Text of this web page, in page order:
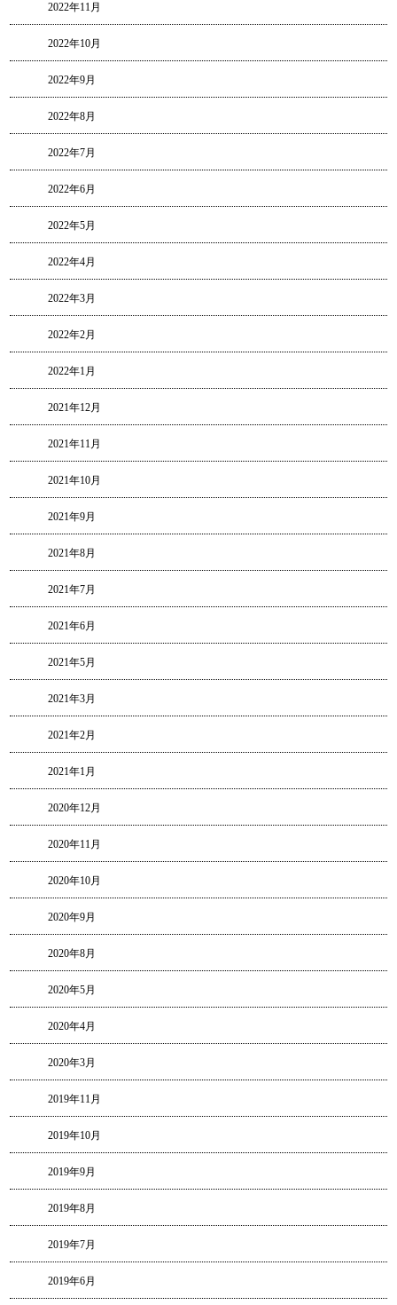
2022年11月
2022年10月
2022年9月
2022年8月
2022年7月
2022年6月
2022年5月
2022年4月
2022年3月
2022年2月
2022年1月
2021年12月
2021年11月
2021年10月
2021年9月
2021年8月
2021年7月
2021年6月
2021年5月
2021年3月
2021年2月
2021年1月
2020年12月
2020年11月
2020年10月
2020年9月
2020年8月
2020年5月
2020年4月
2020年3月
2019年11月
2019年10月
2019年9月
2019年8月
2019年7月
2019年6月